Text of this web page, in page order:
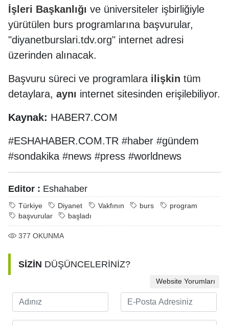
İşleri Başkanlığı ve üniversiteler işbirliğiyle
yürütülen burs programlarına başvurular,
"diyanetburslari.tdv.org" internet adresi
üzerinden alınacak.
Başvuru süreci ve programlara ilişkin tüm
detaylara, aynı internet sitesinden erişilebiliyor.
Kaynak: HABER7.COM
#ESHAHABER.COM.TR #haber #gündem
#sondakika #news #press #worldnews
Editor : Eshahaber
Türkiye Diyanet Vakfının burs
program
başvurular
başladı
377 OKUNMA
SİZİN DÜŞÜNCELERİNİZ?
Website Yorumları